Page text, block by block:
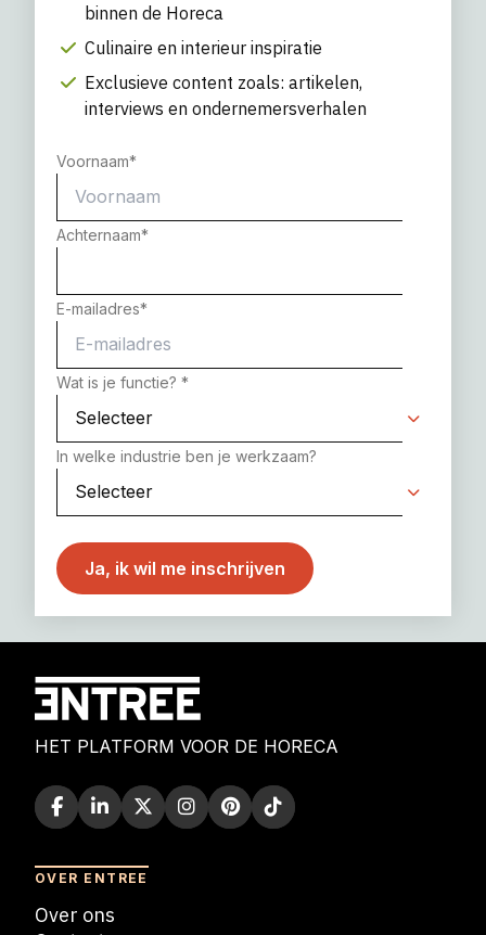
binnen de Horeca
Culinaire en interieur inspiratie
Exclusieve content zoals: artikelen,
interviews en ondernemersverhalen
Voornaam*
Achternaam*
E-mailadres*
Wat is je functie? *
In welke industrie ben je werkzaam?
HET PLATFORM VOOR DE HORECA
OVER ENTREE
Over ons